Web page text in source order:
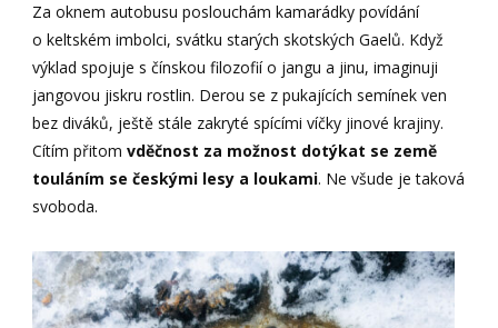
Za oknem autobusu poslouchám kamarádky povídání
o keltském imbolci, svátku starých skotských Gaelů. Když
výklad spojuje s čínskou filozofií o jangu a jinu, imaginuji
jangovou jiskru rostlin. Derou se z pukajících semínek ven
bez diváků, ještě stále zakryté spícími víčky jinové krajiny.
Cítím přitomvděčnost za možnost dotýkat se země
touláním se českými lesy a loukami. Ne všude je taková
svoboda.